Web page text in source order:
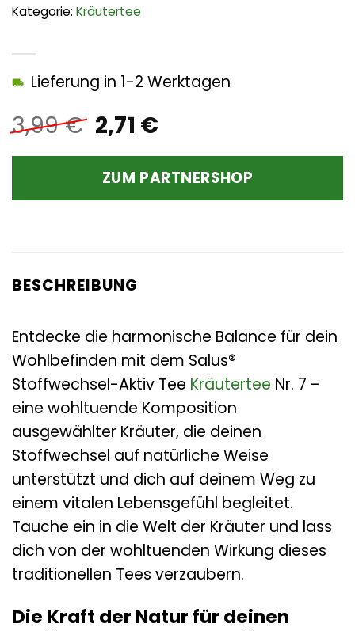
3,99€ Ursprünglicher
Preis
war:
3,99 €
2,71 €Aktueller
ist:
2,71 €.
Lieferung in 1-2 Werktagen
ZUM PARTNERSHOP
Kategorie: Kräutertee
BESCHREIBUNG
Entdecke die harmonische Balance für dein
Wohlbefinden mit dem Salus®
Stoffwechsel-Aktiv Tee Kräutertee Nr. 7 –
eine wohltuende Komposition
ausgewählter Kräuter, die deinen
Stoffwechsel auf natürliche Weise
unterstützt und dich auf deinem Weg zu
einem vitalen Lebensgefühl begleitet.
Tauche ein in die Welt der Kräuter und lass
dich von der wohltuenden Wirkung dieses
traditionellen Tees verzaubern.
Die Kraft der Natur für deinen